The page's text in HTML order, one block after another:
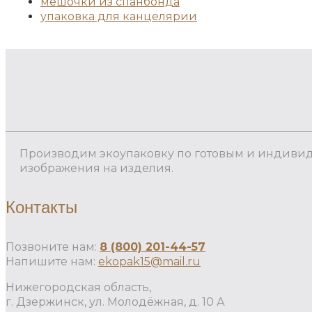
упаковка для канцелярии
Производим экоупаковку по готовым и
изображения на изделия.
Контакты
Позвоните нам: 8 (800) 201-44-57
Напишите нам: ekopak15@mail.ru
Нижегородская область,
г. Дзержинск, ул. Молодёжная, д. 10 А